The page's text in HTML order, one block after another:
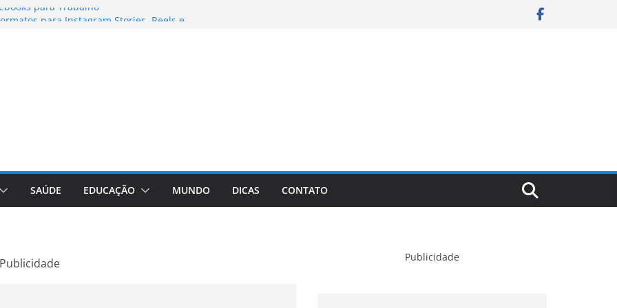
para Trabalho
A Comprehensive Review of the
Loss Pill
SAÚDE EDUCAÇÃO MUNDO DICAS CONTATO
Publicidade Publicidade